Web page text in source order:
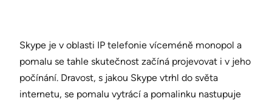
Skype je v oblasti IP telefonie víceméně monopol a
pomalu se tahle skutečnost začíná projevovat i v jeho
počínání. Dravost, s jakou Skype vtrhl do světa
internetu, se pomalu vytrácí a pomalinku nastupuje